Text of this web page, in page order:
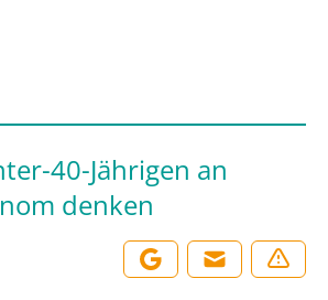
40-Jährigen an
denken